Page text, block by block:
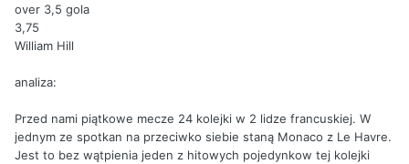
over 3,5 gola
3,75
William Hill
analiza:
Przed nami piątkowe mecze 24 kolejki w 2 lidze francuskiej. W
jednym ze spotkan na przeciwko siebie staną Monaco z Le Havre.
Jest to bez wątpienia jeden z hitowych pojedynkow tej kolejki